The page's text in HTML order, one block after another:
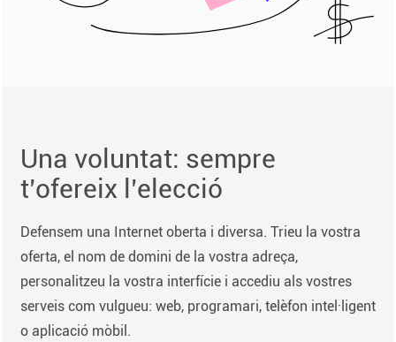
Una voluntat: sempre
t’ofereix l’elecció
Defensem una Internet oberta i diversa. Trieu la vostra
oferta, el nom de domini de la vostra adreça,
personalitzeu la vostra interfície i accediu als vostres
serveis com vulgueu: web, programari, telèfon intel·ligent
o aplicació mòbil.